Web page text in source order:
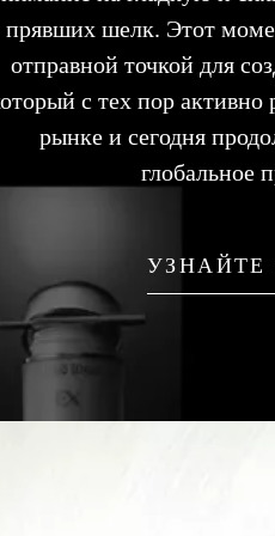
прявших шелк. Этот
отправной точкой для
с тех пор активно
рынке и сегодня
глобальное
УЗНАЙТЕ